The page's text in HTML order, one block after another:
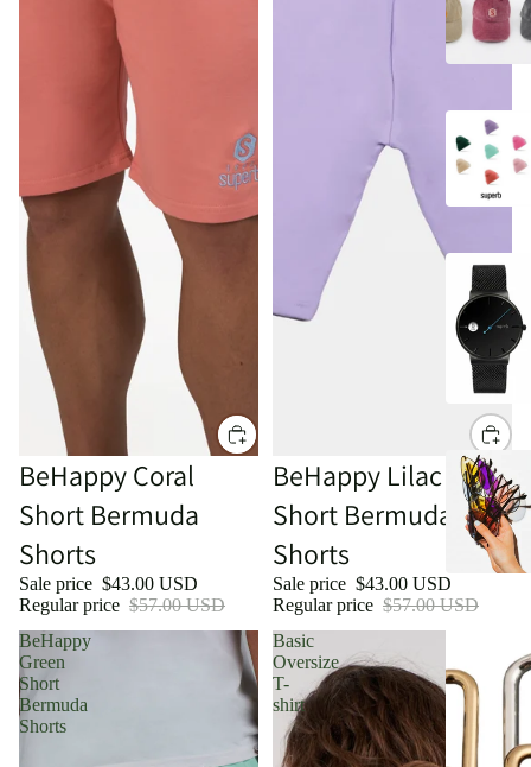
Sale
BeHappy Coral
Short Bermuda
Shorts
Sale price $43.00 USD
Regular price $57.00 USD
Sale
BeHappy Lilac
Short Bermuda
Shorts
Sale price $43.00 USD
Regular price $57.00 USD
BeHappy
Green
Short
Bermuda
Shorts
Basic
Oversize
T-
shirt